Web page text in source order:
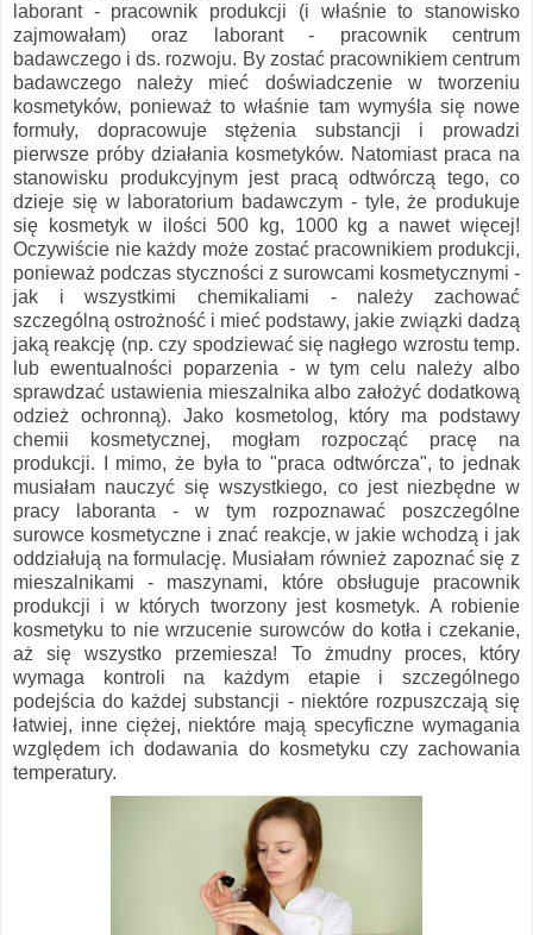
laborant - pracownik produkcji (i właśnie to stanowisko
zajmowałam) oraz laborant - pracownik centrum
badawczego i ds. rozwoju. By zostać pracownikiem centrum
badawczego należy mieć doświadczenie w tworzeniu
kosmetyków, ponieważ to właśnie tam wymyśla się nowe
formuły, dopracowuje stężenia substancji i prowadzi
pierwsze próby działania kosmetyków. Natomiast praca na
stanowisku produkcyjnym jest pracą odtwórczą tego, co
dzieje się w laboratorium badawczym - tyle, że produkuje
się kosmetyk w ilości 500 kg, 1000 kg a nawet więcej!
Oczywiście nie każdy może zostać pracownikiem produkcji,
ponieważ podczas styczności z surowcami kosmetycznymi -
jak i wszystkimi chemikaliami - należy zachować
szczególną ostrożność i mieć podstawy, jakie związki dadzą
jaką reakcję (np. czy spodziewać się nagłego wzrostu temp.
lub ewentualności poparzenia - w tym celu należy albo
sprawdzać ustawienia mieszalnika albo założyć dodatkową
odzież ochronną). Jako kosmetolog, który ma podstawy
chemii kosmetycznej, mogłam rozpocząć pracę na
produkcji. I mimo, że była to "praca odtwórcza", to jednak
musiałam nauczyć się wszystkiego, co jest niezbędne w
pracy laboranta - w tym rozpoznawać poszczególne
surowce kosmetyczne i znać reakcje, w jakie wchodzą i jak
oddziałują na formulację. Musiałam również zapoznać się z
mieszalnikami - maszynami, które obsługuje pracownik
produkcji i w których tworzony jest kosmetyk. A robienie
kosmetyku to nie wrzucenie surowców do kotła i czekanie,
aż się wszystko przemiesza! To żmudny proces, który
wymaga kontroli na każdym etapie i szczególnego
podejścia do każdej substancji - niektóre rozpuszczają się
łatwiej, inne ciężej, niektóre mają specyficzne wymagania
względem ich dodawania do kosmetyku czy zachowania
temperatury.